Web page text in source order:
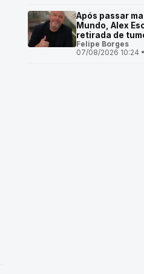
Após passar
Mundo, Alex
retirada de
Felipe Borges
07/08/2026 10:24